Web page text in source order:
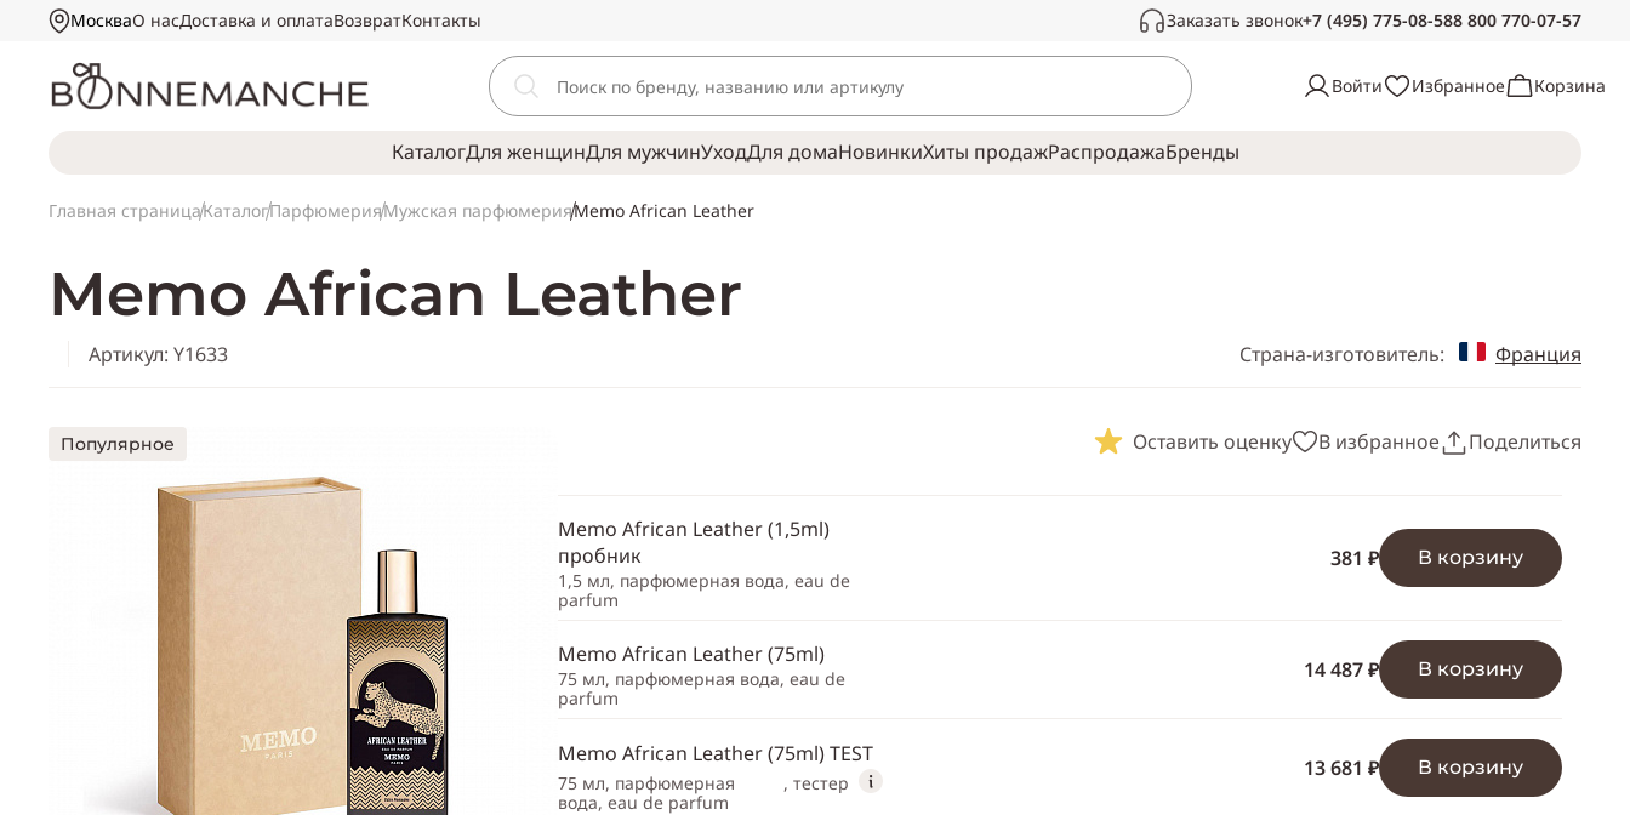
МоскваО насДоставка и оплатаВозвратКонтакты Заказать звонок+7 (495) 775-08-588 800 770-07-57
Связаться с нами
ответим на ваши вопросы
Войти Избранное Корзина
КаталогДля женщинДля мужчинУходДля домаНовинкиХиты продажРаспродажаБрeнды
Главная страницаКаталогПарфюмерияМужская парфюмерияMemo African Leather
Memo African Leather
Артикул: Y1633 Страна-изготовитель: Франция
Популярное Оставить оценку В избранное Поделиться
Telegram
WhatsApp
Viber
Одноклассники
Memo African Leather (1,5ml)
пробник
1,5 мл, парфюмерная вода, eau de
parfum
381 ₽ В корзину
Memo African Leather (75ml)
75 мл, парфюмерная вода, eau de
parfum
14 487 ₽ В корзину
Memo African Leather (75ml) TEST
75 мл, парфюмерная
вода, eau de parfum
, тестер
13 681 ₽ В корзину